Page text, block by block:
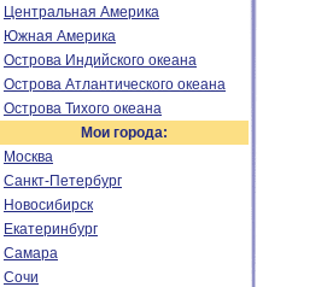
Центральная Америка
Южная Америка
Острова Индийского океана
Острова Атлантического океана
Острова Тихого океана
Мои города:
Москва
Санкт-Петербург
Новосибирск
Екатеринбург
Самара
Сочи